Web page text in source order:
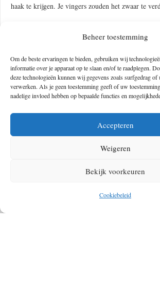
Beheer toestemming
Om de beste ervaringen te bieden, gebruiken wij
informatie over je apparaat op te slaan en/of te raadplegen.
deze technologieën kunnen wij gegevens zoals surfgedrag
verwerken. Als je geen toestemming geeft of uw
nadelige invloed hebben op bepaalde functies en
Accepteren
Weigeren
Bekijk voorkeuren
Cookiebeleid
haak te krijgen. Je vingers zouden het zwaar te
outdoorrecreatie in het donker. Maar hoe zit het
gebruik?